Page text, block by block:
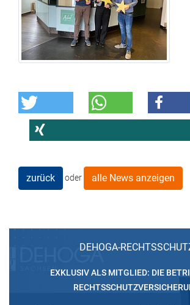
zurück oder alle News anzeigen
DEHOGA-
EXKLUSIV ALS MITGLIED: DIE